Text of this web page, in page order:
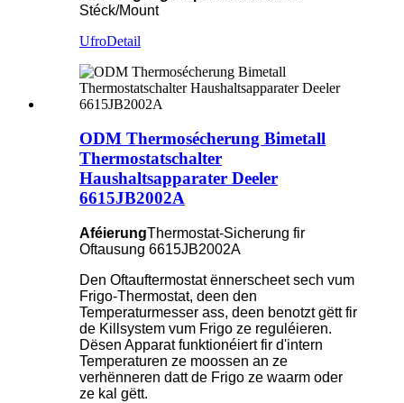
Stéck/Mount
UfroDetail
ODM Thermosécherung Bimetall
Thermostatschalter
Haushaltsapparater Deeler
6615JB2002A
AféierungThermostat-Sicherung fir
Oftausung 6615JB2002A
Den Oftauftermostat ënnerscheet sech vum
Frigo-Thermostat, deen den
Temperaturmesser ass, deen benotzt gëtt fir
de Killsystem vum Frigo ze reguléieren.
Dësen Apparat funktionéiert fir d'intern
Temperaturen ze moossen an ze
verhënneren datt de Frigo ze waarm oder
ze kal gëtt.